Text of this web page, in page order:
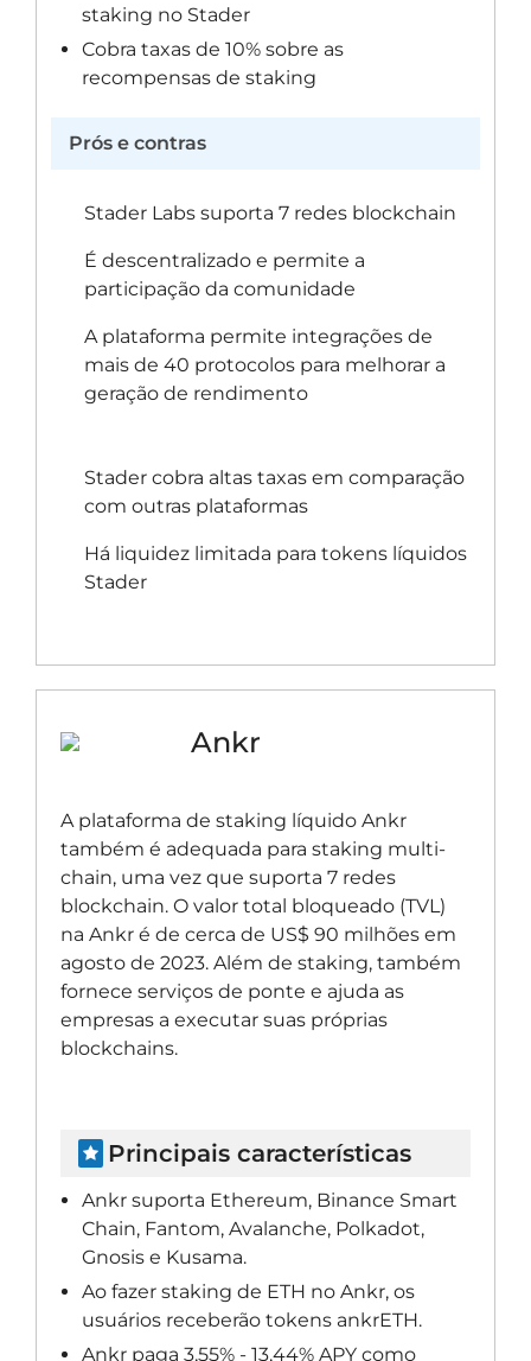
staking no Stader
Cobra taxas de 10% sobre as
recompensas de staking
Prós e contras
Stader Labs suporta 7 redes blockchain
É descentralizado e permite a
participação da comunidade
A plataforma permite integrações de
mais de 40 protocolos para melhorar a
geração de rendimento
Stader cobra altas taxas em comparação
com outras plataformas
Há liquidez limitada para tokens líquidos
Stader
Ankr
A plataforma de staking líquido Ankr
também é adequada para staking multi-
chain, uma vez que suporta 7 redes
blockchain. O valor total bloqueado (TVL)
na Ankr é de cerca de US$ 90 milhões em
agosto de 2023. Além de staking, também
fornece serviços de ponte e ajuda as
empresas a executar suas próprias
blockchains.
Principais características
Ankr suporta Ethereum, Binance Smart
Chain, Fantom, Avalanche, Polkadot,
Gnosis e Kusama.
Ao fazer staking de ETH no Ankr, os
usuários receberão tokens ankrETH.
Ankr paga 3,55% - 13,44% APY como